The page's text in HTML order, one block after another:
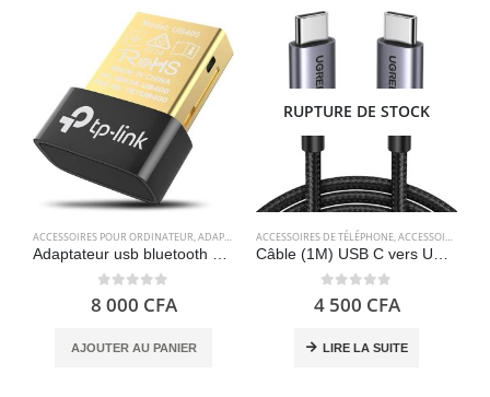
ACCESSOIRES POUR ORDINATEUR,ADAPTATEURS ,ELECTRONIQUES
Adaptateur usb bluetooth 4.0 TP-Link UB400 – Nano
0 out of 5
8 000 CFA
AJOUTER AU PANIER
RUPTURE DE STOCK
ACCESSOIRES DE TÉLÉPHONE,ACCESSOIRES POUR ORDINATEUR
Câble (1M) USB C vers USB C PD Charge Rapide 60W Nylon Tressé – UGREEN
0 out of 5
4 500 CFA
LIRE LA SUITE